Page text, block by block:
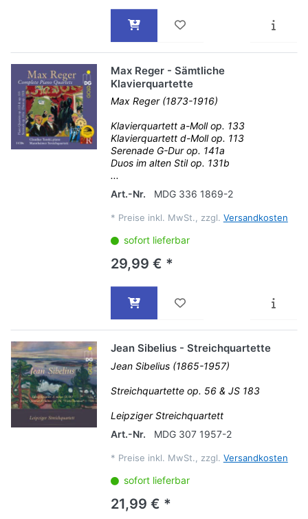
Max Reger - Sämtliche
Klavierquartette
Max Reger (1873-1916)
Klavierquartett a-Moll op. 133
Klavierquartett d-Moll op. 113
Serenade G-Dur op. 141a
Duos im alten Stil op. 131b
...
Art.-Nr.
MDG 336 1869-2
* Preise inkl. MwSt., zzgl. Versandkosten
sofort lieferbar
29,99 € *
Jean Sibelius - Streichquartette
Jean Sibelius (1865-1957)
Streichquartette op. 56 & JS 183
Leipziger Streichquartett
Art.-Nr.
MDG 307 1957-2
* Preise inkl. MwSt., zzgl. Versandkosten
sofort lieferbar
21,99 € *